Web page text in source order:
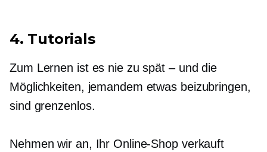
4. Tutorials
Zum Lernen ist es nie zu spät – und die
Möglichkeiten, jemandem etwas beizubringen,
sind grenzenlos.
Nehmen wir an, Ihr Online-Shop verkauft